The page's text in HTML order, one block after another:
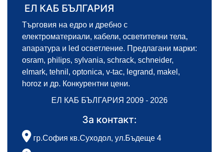
ЕЛ КАБ БЪЛГАРИЯ
Търговия на едро и дребно с
електроматериали, кабели, осветителни тела,
апаратура и led осветление. Предлагани марки:
osram, philips, sylvania, schrack, schneider,
elmark, tehnil, optonica, v-tac, legrand, makel,
horoz и др. Конкурентни цени.
ЕЛ КАБ БЪЛГАРИЯ 2009 - 2026
За контакт:
гр.София кв.Суходол, ул.Бъдеще 4